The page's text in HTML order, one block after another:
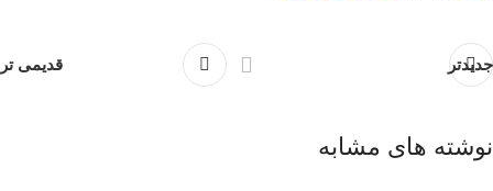
جدیدتر قدیمی تر
نوشته های مشابه